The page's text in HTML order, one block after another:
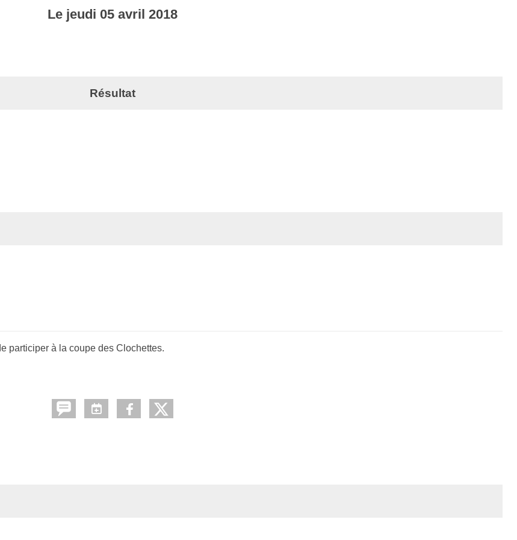
Le jeudi 05 avril 2018
Résultat
participer à la coupe des Clochettes.